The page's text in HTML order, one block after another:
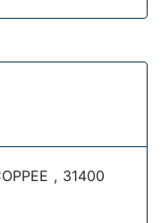
, 31400